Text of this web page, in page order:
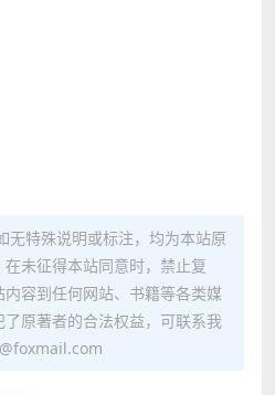
无特殊说明或标注，均为本站原
未征得本站同意时，禁止复
容到任何网站、书籍等各类媒
原著者的合法权益，可联系我